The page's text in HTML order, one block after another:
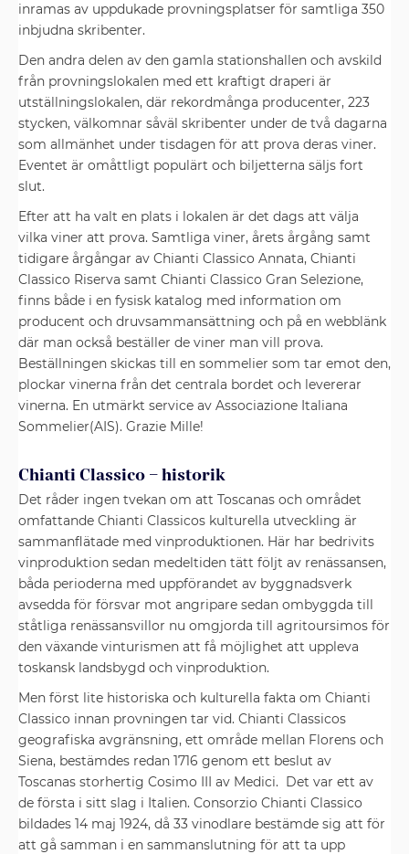
inramas av uppdukade provningsplatser för samtliga 350
inbjudna skribenter.
Den andra delen av den gamla stationshallen och avskild
från provningslokalen med ett kraftigt draperi är
utställningslokalen, där rekordmånga producenter, 223
stycken, välkomnar såväl skribenter under de två dagarna
som allmänhet under tisdagen för att prova deras viner.
Eventet är omåttligt populärt och biljetterna säljs fort
slut.
Efter att ha valt en plats i lokalen är det dags att välja
vilka viner att prova. Samtliga viner, årets årgång samt
tidigare årgångar av Chianti Classico Annata, Chianti
Classico Riserva samt Chianti Classico Gran Selezione,
finns både i en fysisk katalog med information om
producent och druvsammansättning och på en webblänk
där man också beställer de viner man vill prova.
Beställningen skickas till en sommelier som tar emot den,
plockar vinerna från det centrala bordet och levererar
vinerna. En utmärkt service av Associazione Italiana
Sommelier(AIS). Grazie Mille!
Chianti Classico – historik
Det råder ingen tvekan om att Toscanas och området
omfattande Chianti Classicos kulturella utveckling är
sammanflätade med vinproduktionen. Här har bedrivits
vinproduktion sedan medeltiden tätt följt av renässansen,
båda perioderna med uppförandet av byggnadsverk
avsedda för försvar mot angripare sedan ombyggda till
ståtliga renässansvillor nu omgjorda till agritoursimos för
den växande vinturismen att få möjlighet att uppleva
toskansk landsbygd och vinproduktion.
Men först lite historiska och kulturella fakta om Chianti
Classico innan provningen tar vid. Chianti Classicos
geografiska avgränsning, ett område mellan Florens och
Siena, bestämdes redan 1716 genom ett beslut av
Toscanas storhertig Cosimo III av Medici. Det var ett av
de första i sitt slag i Italien. Consorzio Chianti Classico
bildades 14 maj 1924, då 33 vinodlare bestämde sig att för
att gå samman i en sammanslutning för att ta upp